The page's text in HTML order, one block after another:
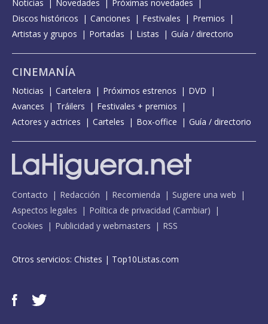
Noticias Novedades
Próximas novedades
Discos históricos
Canciones Festivales
Premios
Artistas y grupos
Portadas Listas Guía / directorio
CINEMANÍA
Noticias Cartelera Próximos estrenos
DVD
Avances
Tráilers
Festivales + premios
Actores y actrices
Carteles Box-office Guía / directorio
Contacto Redacción Recomienda
Sugiere una web
Aspectos legales
Política de privacidad (Cambiar)
Cookies
Publicidad y webmasters RSS
Otros servicios: Chistes | Top10Listas.com